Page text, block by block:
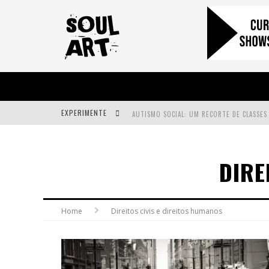
EXPERIMENTE
FAÇA O BEM! MAS, SEM OLHAR A QUEM!?
Home Direitos civis e direitos humanos